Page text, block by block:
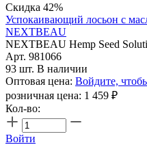
Скидка 42%
Успокаивающий лосьон с
NEXTBEAU
NEXTBEAU Hemp Seed
Арт. 981066
93 шт. В наличии
Оптовая цена: Войдите,
розничная цена: 1 459 ₽
Кол-во:
Войти